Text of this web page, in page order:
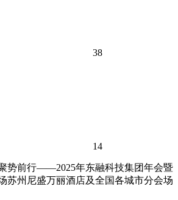
38
14
势前行——2025年东融科技集团年会暨
苏州尼盛万丽酒店及全国各城市分会场